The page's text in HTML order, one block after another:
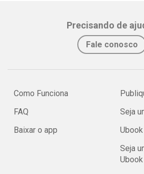
Precisando de
Fale conosco
Como Funciona
FAQ
Baixar o app
Seja
Seja
Ubook